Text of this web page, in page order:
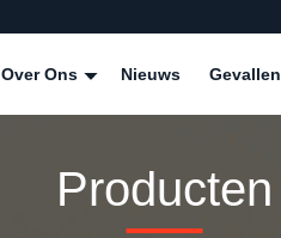
Over Ons Nieuws Gevallen
Producten